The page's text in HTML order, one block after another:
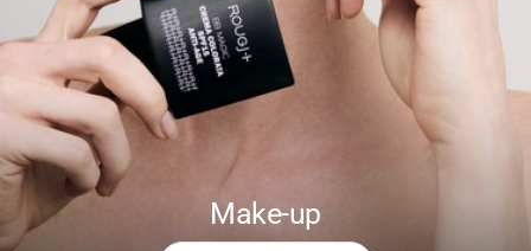
Make-up